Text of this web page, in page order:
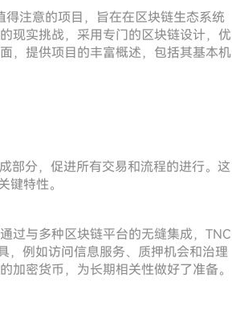
注意的项目，旨在在区块链生态系统
现实挑战，采用专门的区块链设计，优
，提供项目的丰富概述，包括其基本机
部分，促进所有交易和流程的进行。这
键特性。
过与多种区块链平台的无缝集成，TNC
，例如访问信息服务、质押机会和治理
加密货币，为长期相关性做好了准备。